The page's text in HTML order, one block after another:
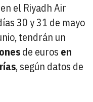
en el Riyadh Air
30 y 31 de mayo
tendrán un
de euros en
, según datos de